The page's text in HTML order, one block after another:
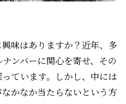
味はありますか？近年、多
ンバーに関心を寄せ、その
ています。しかし、中には
かなか当たらないという方